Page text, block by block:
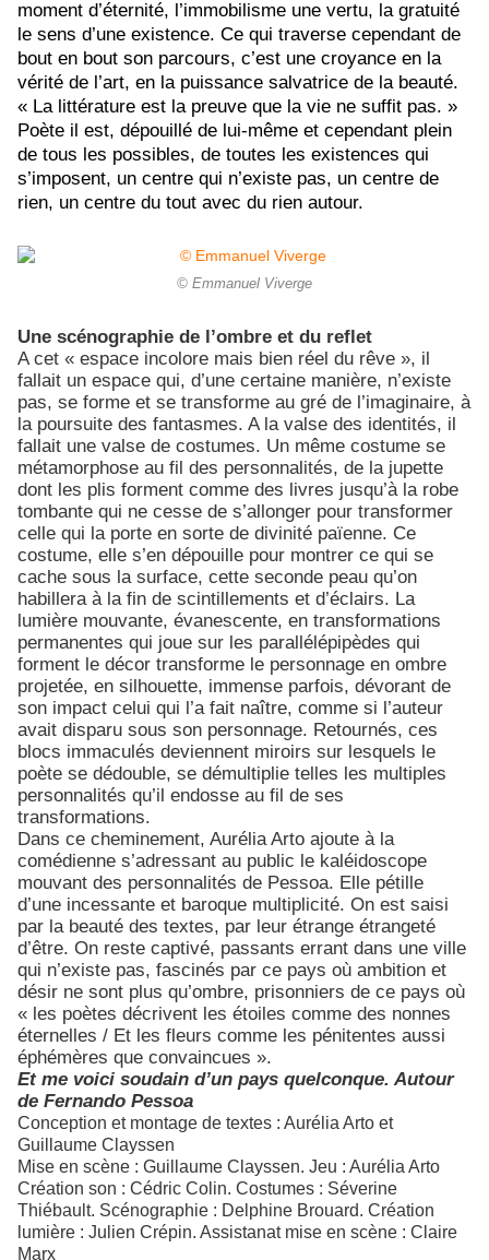
moment d’éternité, l’immobilisme une vertu, la gratuité
le sens d’une existence. Ce qui traverse cependant de
bout en bout son parcours, c’est une croyance en la
vérité de l’art, en la puissance salvatrice de la beauté.
« La littérature est la preuve que la vie ne suffit pas. »
Poète il est, dépouillé de lui-même et cependant plein
de tous les possibles, de toutes les existences qui
s’imposent, un centre qui n’existe pas, un centre de
rien, un centre du tout avec du rien autour.
© Emmanuel Viverge
Une scénographie de l’ombre et du reflet
A cet « espace incolore mais bien réel du rêve », il
fallait un espace qui, d’une certaine manière, n’existe
pas, se forme et se transforme au gré de l’imaginaire, à
la poursuite des fantasmes. A la valse des identités, il
fallait une valse de costumes. Un même costume se
métamorphose au fil des personnalités, de la jupette
dont les plis forment comme des livres jusqu’à la robe
tombante qui ne cesse de s’allonger pour transformer
celle qui la porte en sorte de divinité païenne. Ce
costume, elle s’en dépouille pour montrer ce qui se
cache sous la surface, cette seconde peau qu’on
habillera à la fin de scintillements et d’éclairs. La
lumière mouvante, évanescente, en transformations
permanentes qui joue sur les parallélépipèdes qui
forment le décor transforme le personnage en ombre
projetée, en silhouette, immense parfois, dévorant de
son impact celui qui l’a fait naître, comme si l’auteur
avait disparu sous son personnage. Retournés, ces
blocs immaculés deviennent miroirs sur lesquels le
poète se dédouble, se démultiplie telles les multiples
personnalités qu’il endosse au fil de ses
transformations.
Dans ce cheminement, Aurélia Arto ajoute à la
comédienne s’adressant au public le kaléidoscope
mouvant des personnalités de Pessoa. Elle pétille
d’une incessante et baroque multiplicité. On est saisi
par la beauté des textes, par leur étrange étrangeté
d’être. On reste captivé, passants errant dans une ville
qui n’existe pas, fascinés par ce pays où ambition et
désir ne sont plus qu’ombre, prisonniers de ce pays où
« les poètes décrivent les étoiles comme des nonnes
éternelles / Et les fleurs comme les pénitentes aussi
éphémères que convaincues ».
Et me voici soudain d’un pays quelconque. Autour
de Fernando Pessoa
Conception et montage de textes : Aurélia Arto et
Guillaume Clayssen
Mise en scène : Guillaume Clayssen. Jeu : Aurélia Arto
Création son : Cédric Colin. Costumes : Séverine
Thiébault. Scénographie : Delphine Brouard. Création
lumière : Julien Crépin. Assistanat mise en scène : Claire
Marx